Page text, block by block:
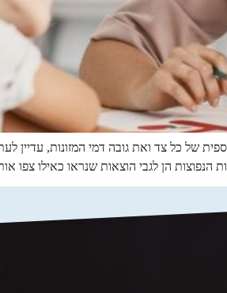
של כל צד ואת גובה דמי המזונות, עדיין
הנפוצות הן לגבי הוצאות שנראו כאילו צפו